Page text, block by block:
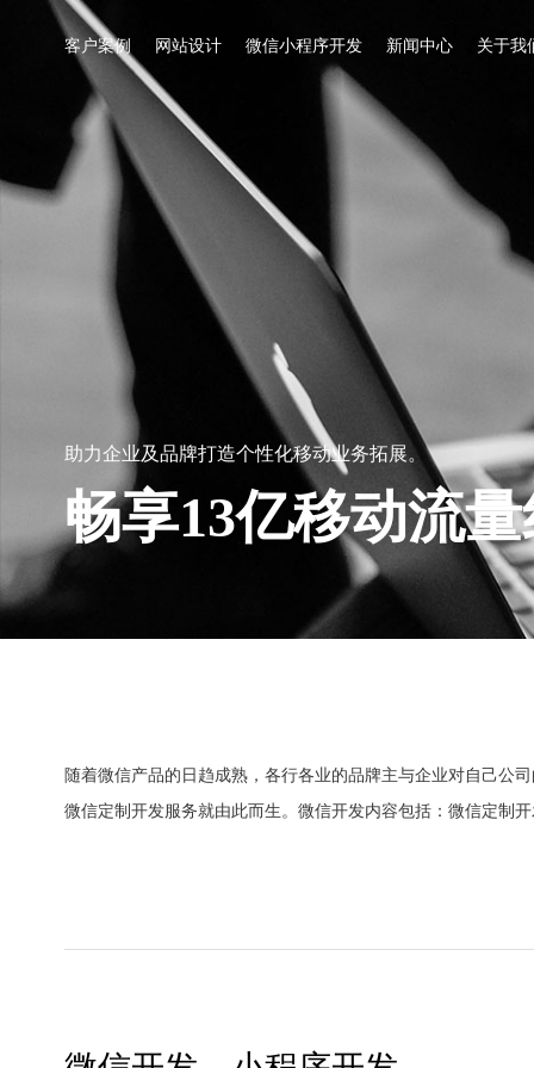
客户案例 网站设计 微信小程序开发 新闻中心 关于我
助力企业及品牌打造个性化移动业务拓展。
畅享13亿移动流
随着微信产品的日趋成熟，各行各业的品牌主与企业对自己公
微信定制开发服务就由此而生。微信开发内容包括：微信定制